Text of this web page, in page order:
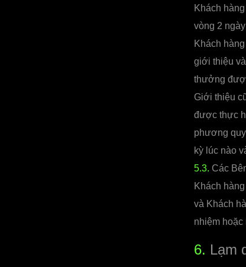
Khách
vòng 2
Khách
giới thiệu
thưởng
Giới thiệu
được thực
phương
kỳ lúc nào
5.3. Các
Khách
và Khách
nhiệm
6. Lạm